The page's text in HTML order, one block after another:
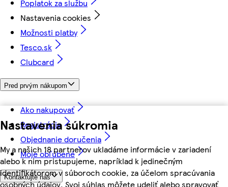
Nastavenia súkromia
My a našich 18 partnerov ukladáme informácie v zariadení
alebo k nim pristupujeme, napríklad k jedinečným
identifikátorom v súboroch cookie, za účelom spracúvania
osobných údajov. Svoj súhlas môžete udeliť alebo spravovať
Poplatok za službu
Nastavenia cookies
Možnosti platby
Tesco.sk
Clubcard
Pred prvým nákupom
Ako nakupovať
Registrácia
Objednanie doručenia
Moje obľúbené
Kontaktujte nás